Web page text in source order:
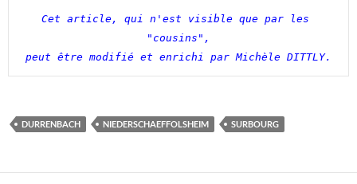
Cet article, qui n'est visible que par les
"cousins",
peut être modifié et enrichi par Michèle DITTLY.
DURRENBACH NIEDERSCHAEFFOLSHEIM SURBOURG